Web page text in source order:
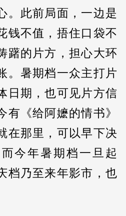
。此前局面，一边是
钱不值，捂住口袋不
躇的片方，担心大环
。暑期档一众主打片
日期，也可见片方信
有《给阿嬷的情书》
在那里，可以早下决
今年暑期档一旦起
档乃至来年影市，也